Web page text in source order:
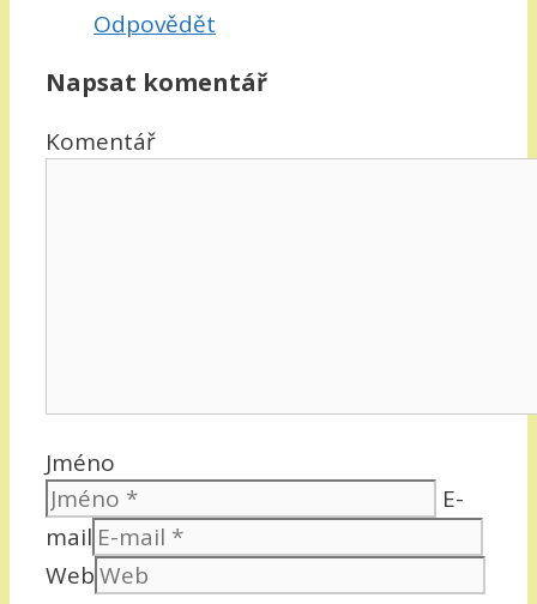
Odpovědět
Napsat komentář
Komentář
Jméno
E-
mail
Web